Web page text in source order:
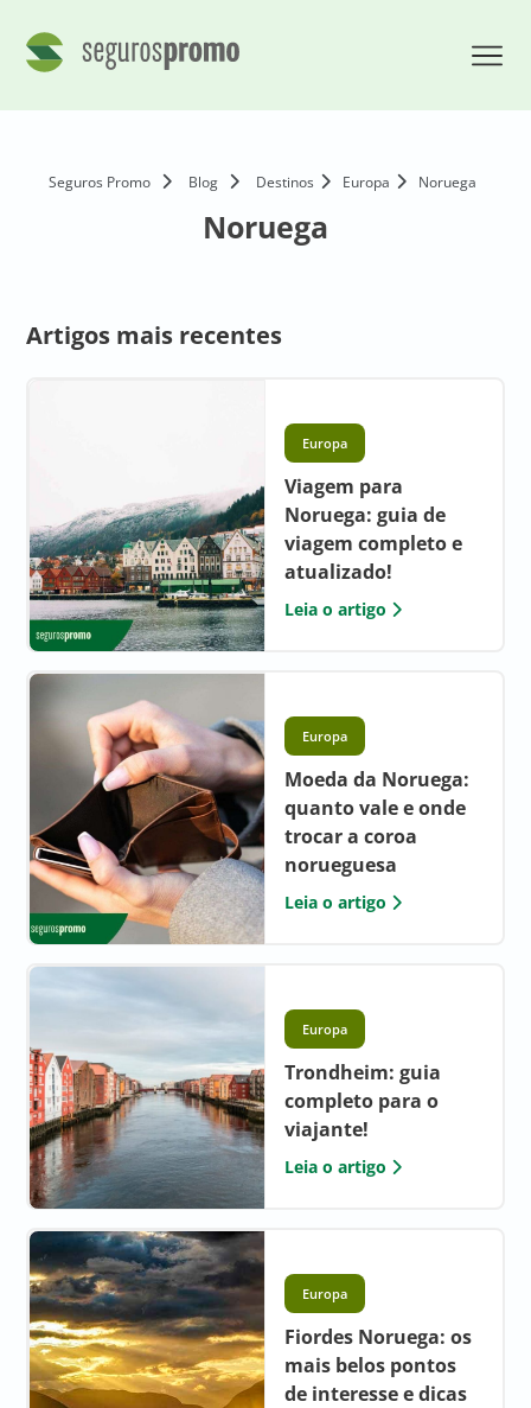
Seguros Promo Blog Destinos Europa Noruega
Noruega
Artigos mais recentes
Europa
Viagem para
Noruega: guia de
viagem completo e
atualizado!
Leia o artigo
Europa
Moeda da Noruega:
quanto vale e onde
trocar a coroa
norueguesa
Leia o artigo
Europa
Trondheim: guia
completo para o
viajante!
Leia o artigo
Europa
Fiordes Noruega: os
mais belos pontos
de interesse e dicas